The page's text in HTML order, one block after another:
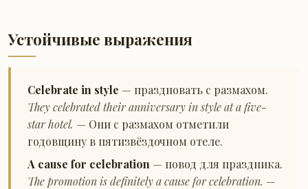
Устойчивые выражения
Celebrate in style — праздновать с размахом.
They celebrated their anniversary in style at a five-
star hotel. — Они с размахом отметили
годовщину в пятизвёздочном отеле.
A cause for celebration — повод для праздника.
The promotion is definitely a cause for celebration. —